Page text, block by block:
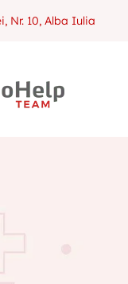
Nr. 10, Alba Iulia